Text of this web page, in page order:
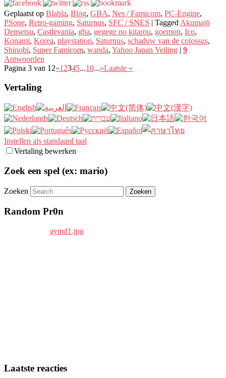
Geplaatst op Blabla, Blog, GBA, Nes / Famicom, PC-Engine,
PSone, Retro-gaming, Saturnus, SFC / SNES | Tagged Akumajō
Densetsu, Castlevania, gba, gegege no kitarou, goemon, Ico,
Konami, Korea, playstation, Saturnus, schaduw van de colossus,
Shinobi, Super Famicom, wanda, Yahoo Japan Veiling | 9
Antwoorden
Pagina 3 van 12«1 2345...10...»Laatste »
Vertaling
Instellen als standaard taal
Vertaling bewerken
Zoek een spel (ex: mario)
Zoeken
Random Pr0n
Laatste reacties